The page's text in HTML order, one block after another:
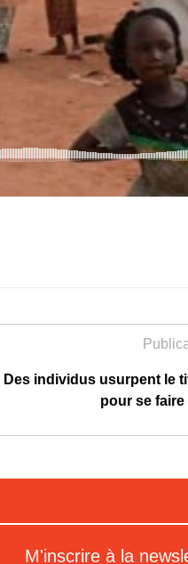
Des individus usurpent le
pour se faire
M'inscrire à la